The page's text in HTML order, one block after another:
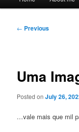
Post
← Previous
Uma
Posted onJuly 26,
…vale mais que mil